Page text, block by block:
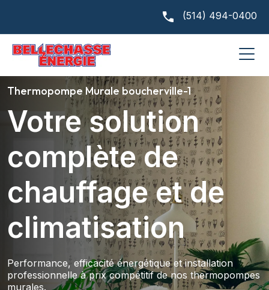
(514) 494-0400
Thermopompe Murale boucherville-1
Votre solution
complète de
chauffage et de
climatisation
Performance, efficacité énergétique et installation
professionnelle à prix compétitif de nos thermopompes
murales.